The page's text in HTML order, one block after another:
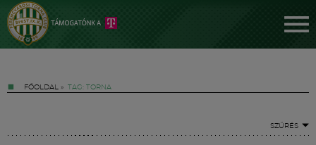
FŐOLDAL » TAG: TORNA
SZŰRÉS